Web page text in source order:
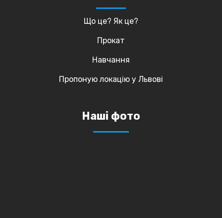
Що це? Як це?
Прокат
Навчання
Пропоную локацію у Львові
Наші фото